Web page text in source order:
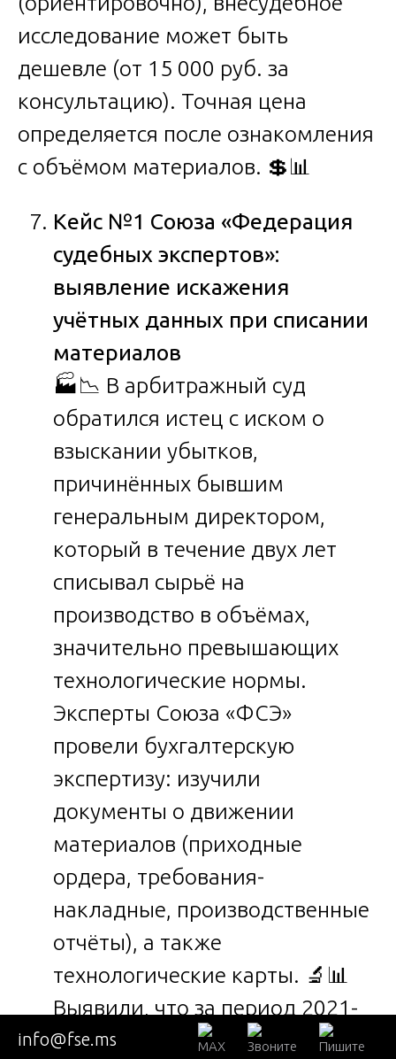
исследование может быть
дешевле (от 15 000 руб. за
консультацию). Точная цена
определяется после ознакомления
с объёмом материалов. 💲📊
Кейс №1 Союза «Федерация
судебных экспертов»:
выявление искажения
учётных данных при списании
материалов
🏭📉 В арбитражный суд
обратился истец с иском о
взыскании убытков,
причинённых бывшим
генеральным директором,
который в течение двух лет
списывал сырьё на
производство в объёмах,
значительно превышающих
технологические нормы.
Эксперты Союза «ФСЭ»
провели бухгалтерскую
экспертизу: изучили
документы о движении
материалов (приходные
ордера, требования-
накладные, производственные
отчёты), а также
технологические карты. 🔬📊
Выявили, что за период 2021-
2022 гг. было списано
info@fse.ms